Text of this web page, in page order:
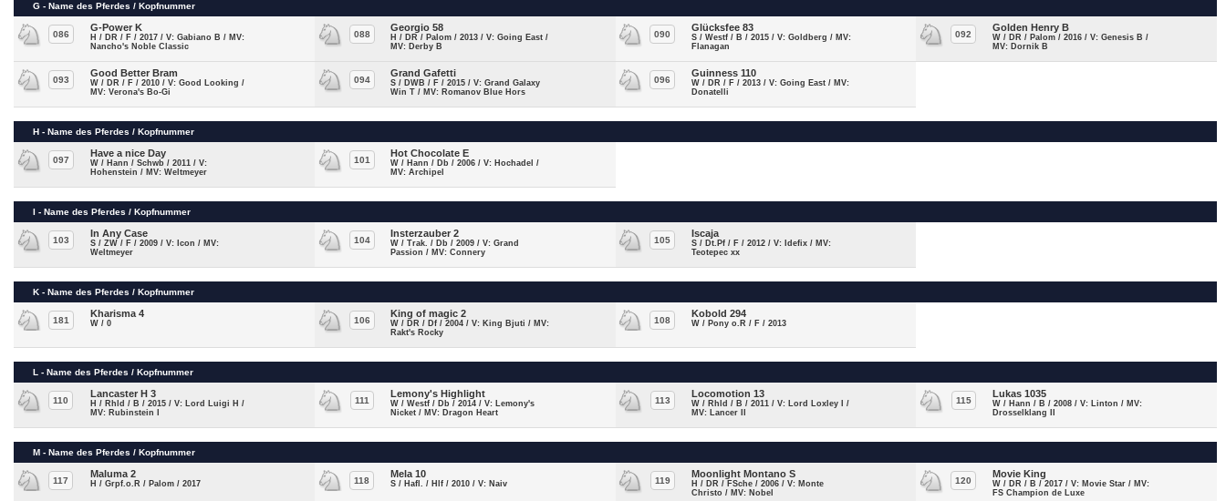
G - Name des Pferdes / Kopfnummer
086
G-Power K
H / DR / F / 2017 / V: Gabiano B / MV:
Nancho's Noble Classic
088
Georgio 58
H / DR / Palom / 2013 / V: Going East /
MV: Derby B
090
Glücksfee 83
S / Westf / B / 2015 / V: Goldberg / MV:
Flanagan
092
Golden Henry B
W / DR / Palom / 2016 / V: Genesis B /
MV: Dornik B
093
Good Better Bram
W / DR / F / 2010 / V: Good Looking /
MV: Verona's Bo-Gi
094
Grand Gafetti
S / DWB / F / 2015 / V: Grand Galaxy
Win T / MV: Romanov Blue Hors
096
Guinness 110
W / DR / F / 2013 / V: Going East / MV:
Donatelli
H - Name des Pferdes / Kopfnummer
097
Have a nice Day
W / Hann / Schwb / 2011 / V:
Hohenstein / MV: Weltmeyer
101
Hot Chocolate E
W / Hann / Db / 2006 / V: Hochadel /
MV: Archipel
I - Name des Pferdes / Kopfnummer
103
In Any Case
S / ZW / F / 2009 / V: Icon / MV:
Weltmeyer
104
Insterzauber 2
W / Trak. / Db / 2009 / V: Grand
Passion / MV: Connery
105
Iscaja
S / Dt.Pf / F / 2012 / V: Idefix / MV:
Teotepec xx
K - Name des Pferdes / Kopfnummer
181
Kharisma 4
W / 0 106
King of magic 2
W / DR / Df / 2004 / V: King Bjuti / MV:
Rakt's Rocky
108
Kobold 294
W / Pony o.R / F / 2013
L - Name des Pferdes / Kopfnummer
110
Lancaster H 3
H / Rhld / B / 2015 / V: Lord Luigi H /
MV: Rubinstein I
111
Lemony's Highlight
W / Westf / Db / 2014 / V: Lemony's
Nicket / MV: Dragon Heart
113
Locomotion 13
W / Rhld / B / 2011 / V: Lord Loxley I /
MV: Lancer II
115
Lukas 1035
W / Hann / B / 2008 / V: Linton / MV:
Drosselklang II
M - Name des Pferdes / Kopfnummer
117
Maluma 2
H / Grpf.o.R / Palom / 2017 118
Mela 10
S / Hafl. / Hlf / 2010 / V: Naiv 119
Moonlight Montano S
H / DR / FSche / 2006 / V: Monte
Christo / MV: Nobel
120
Movie King
W / DR / B / 2017 / V: Movie Star / MV:
FS Champion de Luxe